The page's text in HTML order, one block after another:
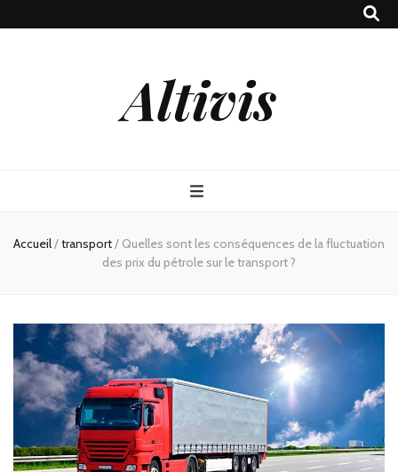
Altivis
Accueil/transport/ Quelles sont les conséquences de la fluctuation
des prix du pétrole sur le transport ?